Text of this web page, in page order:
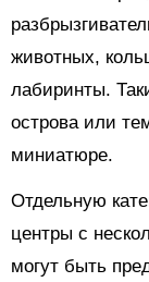
животных,
лабиринты.
острова или
миниатюре.
Отдельную
центры с
могут быть